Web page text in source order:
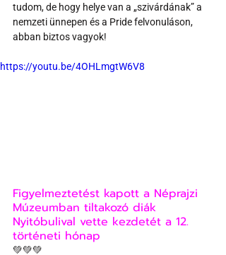
tudom, de hogy helye van a „szivárdának” a
nemzeti ünnepen és a Pride felvonuláson,
abban biztos vagyok!
https://youtu.be/4OHLmgtW6V8
Figyelmeztetést kapott a Néprajzi
Múzeumban tiltakozó diák
Nyitóbulival vette kezdetét a 12.
történeti hónap
💚💚💚